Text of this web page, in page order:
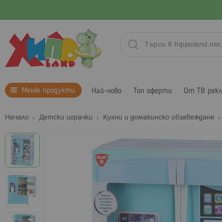
Меню продукти Най-ново Топ оферти От ТВ
Начало Детски играчки Кухни и домакинско обзавеждане
Преминете
към
края
на
галерията
на
изображенията